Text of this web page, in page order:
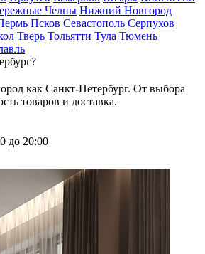
Челны Нижний Новгород
Псков Севастополь Серпухов
Тверь Тольятти Тула Тюмень
как Санкт-Петербург. От выбора
товаров и доставка.
до 20:00